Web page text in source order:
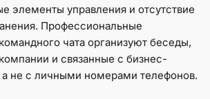
элементы управления и отсутствие
Профессиональные
чата организуют беседы,
и связанные с бизнес-
а не с личными номерами телефонов.